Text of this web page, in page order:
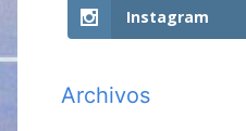
Instagram
Archivos